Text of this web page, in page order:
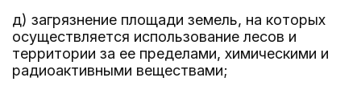
д) загрязнение площади земель, на которых
осуществляется использование лесов и
территории за ее пределами, химическими и
радиоактивными веществами;